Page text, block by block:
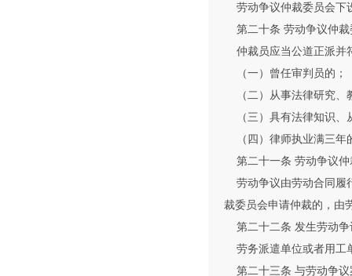
劳动争议仲裁委员会下
第二十条 劳动争议仲裁
仲裁员应当公道正派并
（一）曾任审判员的；
（二）从事法律研究、
（三）具有法律知识、
（四）律师执业满三年
第二十一条 劳动争议仲
劳动争议由劳动合同履
裁委员会申请仲裁的，由
第二十二条 发生劳动争
劳务派遣单位或者用工
第二十三条 与劳动争议